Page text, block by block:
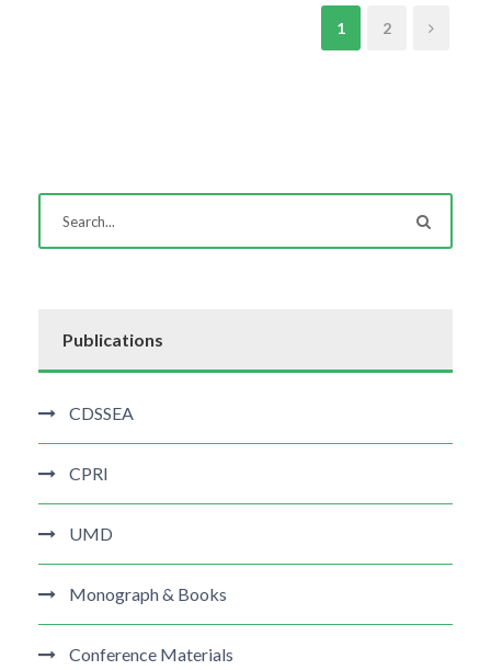
1 2
Publications
CDSSEA
CPRI
UMD
Monograph & Books
Conference Materials